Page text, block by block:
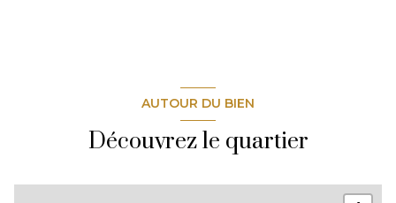
AUTOUR DU BIEN
Découvrez le quartier